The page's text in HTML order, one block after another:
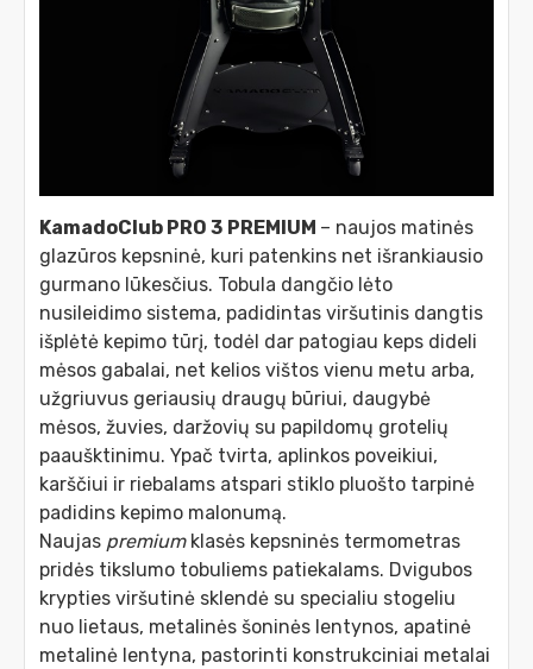
KamadoClub PRO 3 PREMIUM – naujos matinės
glazūros kepsninė, kuri patenkins net išrankiausio
gurmano lūkesčius. Tobula dangčio lėto
nusileidimo sistema, padidintas viršutinis dangtis
išplėtė kepimo tūrį, todėl dar patogiau keps dideli
mėsos gabalai, net kelios vištos vienu metu arba,
užgriuvus geriausių draugų būriui, daugybė
mėsos, žuvies, daržovių su papildomų grotelių
paaušktinimu. Ypač tvirta, aplinkos poveikiui,
karščiui ir riebalams atspari stiklo pluošto tarpinė
padidins kepimo malonumą.
Naujas premiumklasės kepsninės termometras
pridės tikslumo tobuliems patiekalams. Dvigubos
krypties viršutinė sklendė su specialiu stogeliu
nuo lietaus, metalinės šoninės lentynos, apatinė
metalinė lentyna, pastorinti konstrukciniai metalai